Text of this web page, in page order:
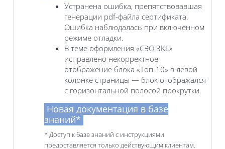
Устранена ошибка, препятствовавшая
генерации pdf-файла сертификата.
Ошибка наблюдалась при включенном
режиме отладки.
В теме оформления «СЭО 3KL»
исправлено некорректное
отображение блока «Топ-10» в левой
колонке страницы — блок отображался
с горизонтальной полосой прокрутки.
Новая документация в базе
знаний*
* Доступ к базе знаний с инструкциями
предоставляется только действующим клиентам.